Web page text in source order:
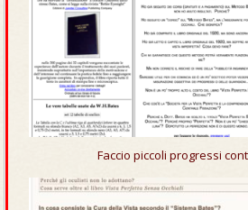
Faccio piccoli progressi